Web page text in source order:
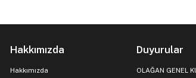
Hakkımızda
Hakkımızda
Duyurular
OLAĞAN GENEL